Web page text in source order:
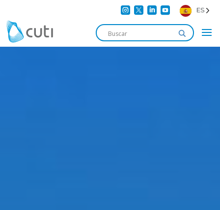
    ES